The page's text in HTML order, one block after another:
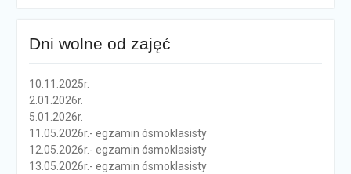
Dni wolne od zajęć
10.11.2025r.
2.01.2026r.
5.01.2026r.
11.05.2026r.- egzamin ósmoklasisty
12.05.2026r.- egzamin ósmoklasisty
13.05.2026r.- egzamin ósmoklasisty